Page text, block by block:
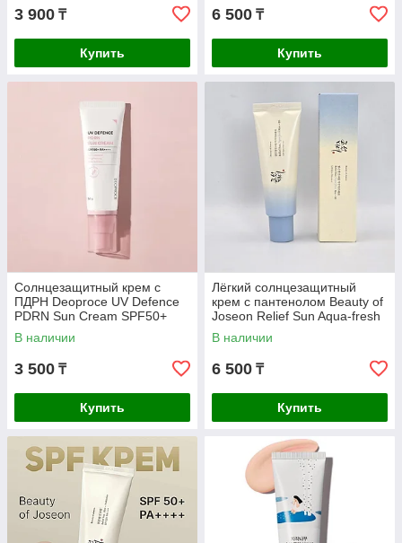
3 900 ₸
Купить
6 500 ₸
Купить
Солнцезащитный крем с
ПДРН Deoproce UV Defence
PDRN Sun Cream SPF50+
PA++++
В наличии
3 500 ₸
Купить
Лёгкий солнцезащитный
крем с пантенолом Beauty of
Joseon Relief Sun Aqua-fresh
Rice+B5 SPF50+ PA++++
В наличии
6 500 ₸
Купить